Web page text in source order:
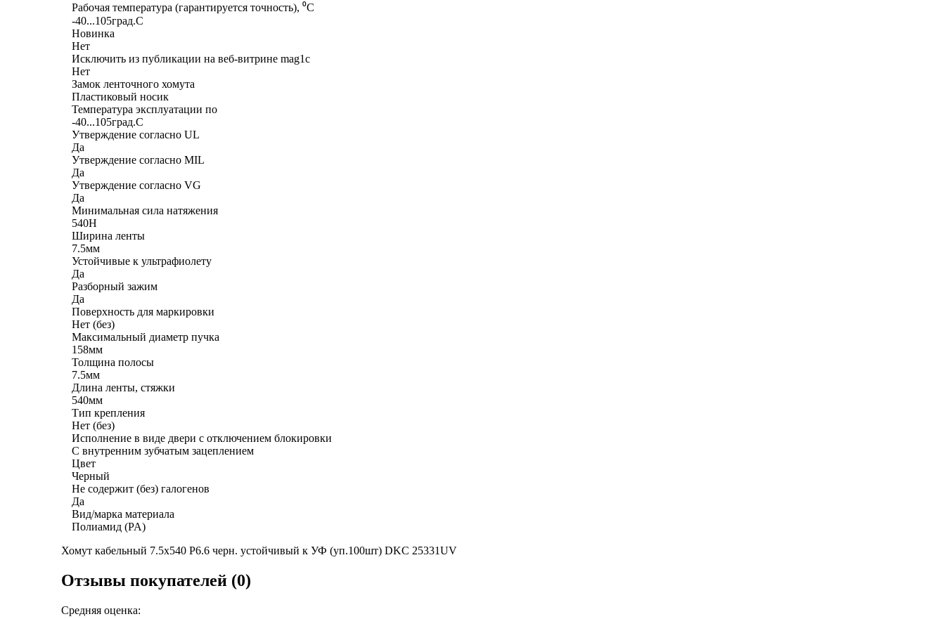
Рабочая температура (гарантируется точность), ⁰С
-40...105град.C
Новинка
Нет
Исключить из публикации на веб-витрине mag1c
Нет
Замок ленточного хомута
Пластиковый носик
Температура эксплуатации по
-40...105град.C
Утверждение согласно UL
Да
Утверждение согласно MIL
Да
Утверждение согласно VG
Да
Минимальная сила натяжения
540Н
Ширина ленты
7.5мм
Устойчивые к ультрафиолету
Да
Разборный зажим
Да
Поверхность для маркировки
Нет (без)
Максимальный диаметр пучка
158мм
Толщина полосы
7.5мм
Длина ленты, стяжки
540мм
Тип крепления
Нет (без)
Исполнение в виде двери с отключением блокировки
С внутренним зубчатым зацеплением
Цвет
Черный
Не содержит (без) галогенов
Да
Вид/марка материала
Полиамид (PA)
Хомут кабельный 7.5х540 P6.6 черн. устойчивый к УФ (уп.100шт) DKC 25331UV
Отзывы покупателей (0)
Средняя оценка: